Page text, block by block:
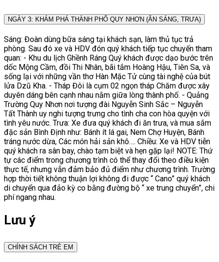
NGÀY 3: KHÁM PHÁ THÀNH PHỐ QUY NHƠN (ĂN SÁNG, TRƯA)
Sáng: Đoàn dùng bữa sáng tại khách sạn, làm thủ tục trả
phòng. Sau đó xe và HDV đón quý khách tiếp tục chuyến tham
quan: - Khu du lịch Ghềnh Ráng Quý khách được dạo bước trên
dốc Mộng Cầm, đồi Thi Nhân, bãi tắm Hoàng Hậu, Tiên Sa, và
sống lại với những vần thơ Hàn Mặc Tử cùng tài nghệ của bút
lửa Dzũ Kha. - Tháp Đôi là cụm 02 ngọn tháp Chăm được xây
duyên dáng bên cạnh nhau nằm giữa lòng thành phố. - Quảng
Trường Quy Nhơn nơi tượng đài Nguyễn Sinh Sắc – Nguyễn
Tất Thành uy nghi tượng trưng cho tình cha con hòa quyện với
tình yêu nước. Trưa: Xe đưa quý khách đi ăn trưa, và mua sắm
đặc sản Bình Định như: Bánh ít lá gai, Nem Chợ Huyện, Bánh
tráng nước dừa, Các món hải sản khô…. Chiều: Xe và HDV tiễn
quý khách ra sân bay, chào tạm biệt và hẹn gặp lại! NOTE: Thứ
tự các điểm trong chương trình có thể thay đổi theo điều kiện
thực tế, nhưng vẫn đảm bảo đủ điểm như chương trình. Trường
hợp thời tiết không thuận lợi không đi được “ Cano” quý khách
di chuyển qua đảo kỳ co bằng đường bộ “ xe trung chuyển”, chi
phí ngang nhau.
Lưu ý
CHÍNH SÁCH TRẺ EM